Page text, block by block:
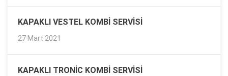
KAPAKLI VESTEL KOMBI SERVISI
27 Mart 2021
KAPAKLI TRONIC KOMBI SERVISI